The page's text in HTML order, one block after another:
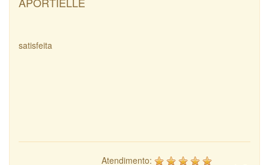
satisfeita
Atendimento: